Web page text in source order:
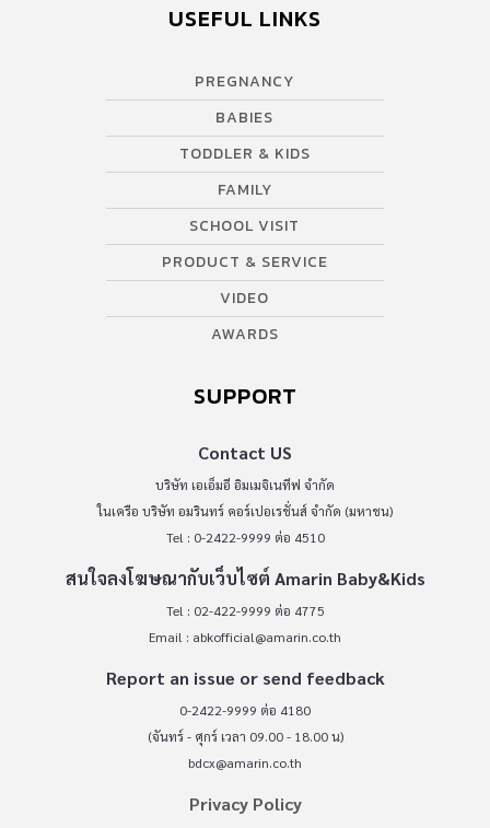
USEFUL LINKS
PREGNANCY
BABIES
TODDLER & KIDS
FAMILY
SCHOOL VISIT
PRODUCT & SERVICE
VIDEO
AWARDS
SUPPORT
Contact US
บริษัท เอเอ็มอี อิมเมจิเนทีฟ จำกัด
ในเครือ บริษัท อมรินทร์ คอร์เปอเรชั่นส์ จำกัด (มหาชน)
Tel : 0-2422-9999 ต่อ 4510
สนใจลงโฆษณากับเว็บไซต์ Amarin Baby&Kids
Tel : 02-422-9999 ต่อ 4775
Email : abkofficial@amarin.co.th
Report an issue or send feedback
0-2422-9999 ต่อ 4180
(จันทร์ - ศุกร์ เวลา 09.00 - 18.00 น)
bdcx@amarin.co.th
Privacy Policy